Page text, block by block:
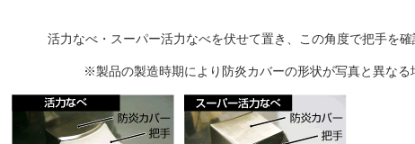
活力なべ・スーパー活力なべを伏せて置き、この角度で把手を確
※製品の製造時期により防炎カバーの形状が写真と異なる